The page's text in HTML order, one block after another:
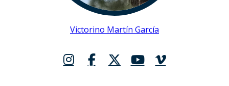
Victorino Martín García